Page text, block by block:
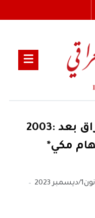
التعليم العالي في العراق بعد :2003
مكي*